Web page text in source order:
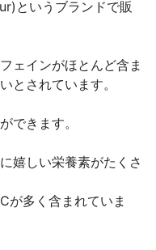
というブランドで販
ェインがほとんど含ま
とされています。
できます。
嬉しい栄養素がたくさ
が多く含まれていま